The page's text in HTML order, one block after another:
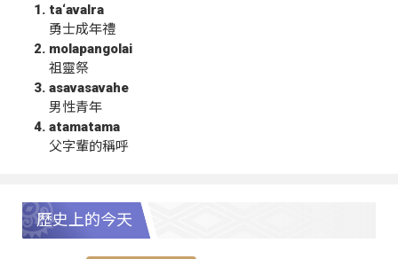
ta‘avalra
勇士成年禮
molapangolai
祖靈祭
asavasavahe
男性青年
atamatama
父字輩的稱呼
歷史上的今天